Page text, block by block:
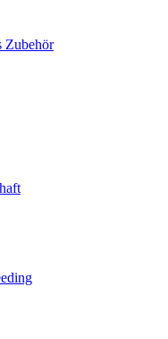
Zubehör